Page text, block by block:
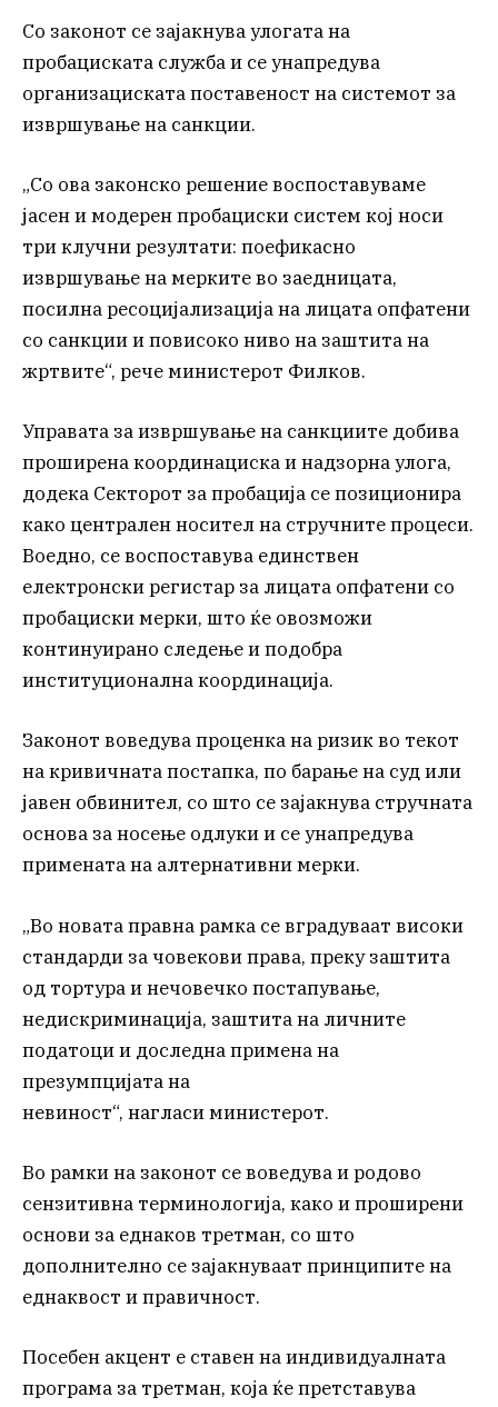
Со законот се зајакнува улогата на
пробациската служба и се унапредува
организациската поставеност на системот за
извршување на санкции.
„Со ова законско решение воспоставуваме
јасен и модерен пробациски систем кој носи
три клучни резултати: поефикасно
извршување на мерките во заедницата,
посилна ресоцијализација на лицата опфатени
со санкции и повисоко ниво на заштита на
жртвите“, рече министерот Филков.
Управата за извршување на санкциите добива
проширена координациска и надзорна улога,
додека Секторот за пробација се позиционира
како централен носител на стручните процеси.
Воедно, се воспоставува единствен
електронски регистар за лицата опфатени со
пробациски мерки, што ќе овозможи
континуирано следење и подобра
институционална координација.
Законот воведува проценка на ризик во текот
на кривичната постапка, по барање на суд или
јавен обвинител, со што се зајакнува стручната
основа за носење одлуки и се унапредува
примената на алтернативни мерки.
„Во новата правна рамка се вградуваат високи
стандарди за човекови права, преку заштита
од тортура и нечовечко постапување,
недискриминација, заштита на личните
податоци и доследна примена на
презумпцијата на
невиност“, нагласи министерот.
Во рамки на законот се воведува и родово
сензитивна терминологија, како и проширени
основи за еднаков третман, со што
дополнително се зајакнуваат принципите на
еднаквост и правичност.
Посебен акцент е ставен на индивидуалната
програма за третман, која ќе претставува